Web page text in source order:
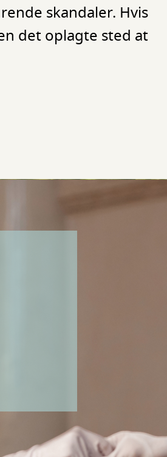
skandaler. Hvis
det oplagte sted at